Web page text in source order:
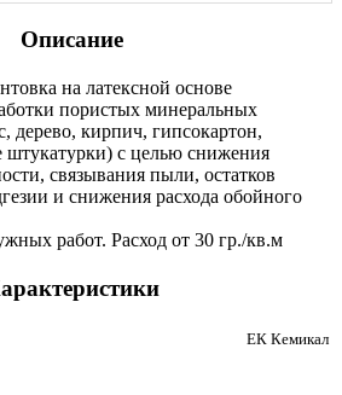
Описание
на латексной основе
пористых минеральных
дерево, кирпич, гипсокартон,
с целью снижения
связывания пыли, остатков
и снижения расхода обойного
работ. Расход от 30 гр./кв.м
ЕК Кемикал